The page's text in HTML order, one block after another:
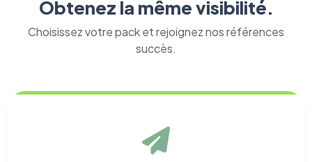
Obtenez la même visibilité.
Choisissez votre pack et rejoignez nos références
succès.